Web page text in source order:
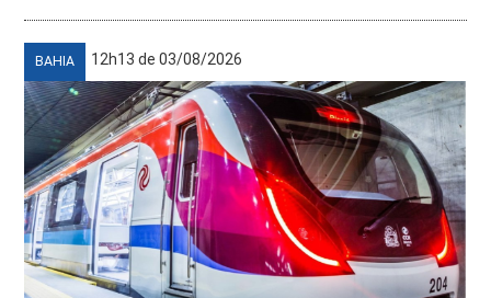
BAHIA 12h13 de 03/08/2026